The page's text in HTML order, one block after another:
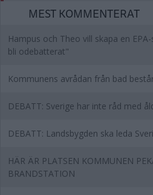
MEST KOMMENTERAT
Hampus och Theo vill skapa en
bli odebatterat"
Kommunens avrådan från bad
DEBATT: Sverige har inte råd med
DEBATT: Landsbygden ska leda
HÄR ÄR PLATSEN KOMMUNEN
BRANDSTATION